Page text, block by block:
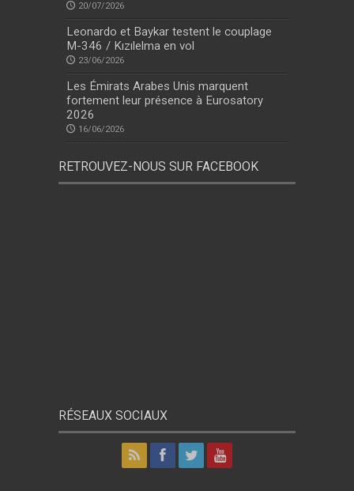
20/07/2026
Leonardo et Baykar testent le couplage
M-346 / Kızılelma en vol
23/06/2026
Les Émirats Arabes Unis marquent
fortement leur présence à Eurosatory
2026
16/06/2026
RETROUVEZ-NOUS SUR FACEBOOK
RÉSEAUX SOCIAUX